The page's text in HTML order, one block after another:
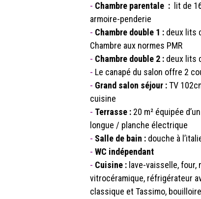
- Chambre parentale : lit de
armoire-penderie
- Chambre double 1 : deux lits
Chambre aux normes PMR
- Chambre double 2 : deux lits
- Le canapé du salon offre 2
- Grand salon séjour :TV
cuisine
- Terrasse : 20 m² équipée
longue / planche électrique
- Salle de bain : douche à
- WC indépendant
- Cuisine : lave-vaisselle, four,
vitrocéramique, réfrigérateur
classique et Tassimo,